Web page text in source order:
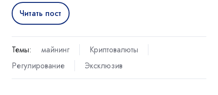
Читать пост
Темы: майнинг
Криптовалюты
Регулирование
Эксклюзив